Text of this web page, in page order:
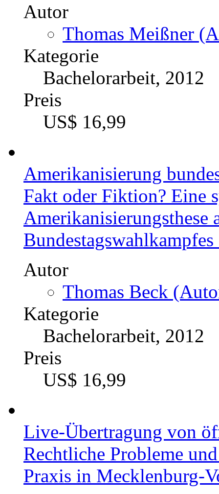
Autor
Thomas Meißner
Kategorie
Bachelorarbeit, 2012
Preis
US$ 16,99
Amerikanisierung
Fakt oder Fiktion? Eine
Amerikanisierungsthese
Autor
Thomas Beck
Kategorie
Bachelorarbeit, 2012
Preis
US$ 16,99
Live-Übertragung von
Rechtliche Probleme
Praxis in Mecklenburg-